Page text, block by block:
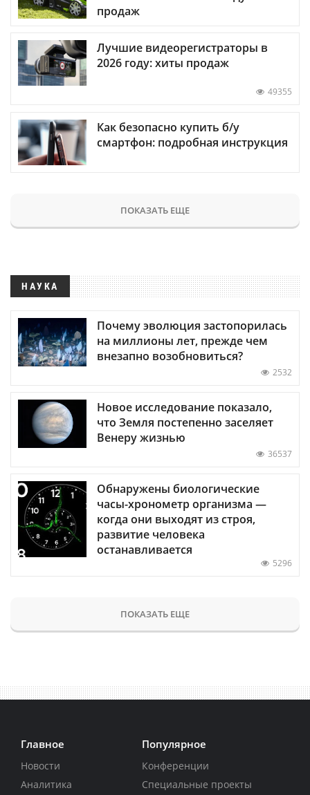
продаж
Лучшие видеорегистраторы в
2026 году: хиты продаж
49355
Как безопасно купить б/у
смартфон: подробная инструкция
ПОКАЗАТЬ ЕЩЕ
НАУКА
Почему эволюция застопорилась
на миллионы лет, прежде чем
внезапно возобновиться?
2532
Новое исследование показало,
что Земля постепенно заселяет
Венеру жизнью
36537
Обнаружены биологические
часы-хронометр организма —
когда они выходят из строя,
развитие человека
останавливается
5296
ПОКАЗАТЬ ЕЩЕ
Главное
Новости
Аналитика
Популярное
Конференции
Специальные проекты